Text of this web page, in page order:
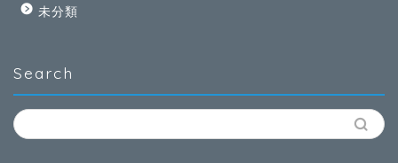
未分類
Search